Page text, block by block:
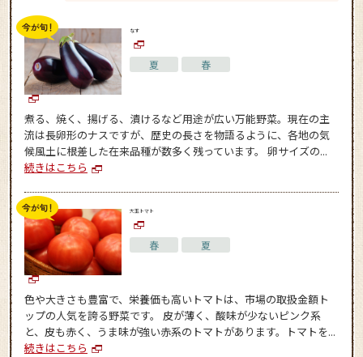
なす
夏 春
煮る、焼く、揚げる、漬けるなど用途が広い万能野菜。現在の主
流は長卵形のナスですが、歴史の長さを物語るように、各地の気
候風土に根差した在来品種が数多く残っています。 卵サイズの...
続きはこちら
大玉トマト
春 夏
色や大きさも豊富で、栄養価も高いトマトは、市場の取扱金額ト
ップの人気を誇る野菜です。 皮が薄く、酸味が少ないピンク系
と、皮も赤く、うま味が強い赤系のトマトがあります。トマトを...
続きはこちら